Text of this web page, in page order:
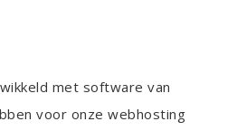
met software van
voor onze webhosting